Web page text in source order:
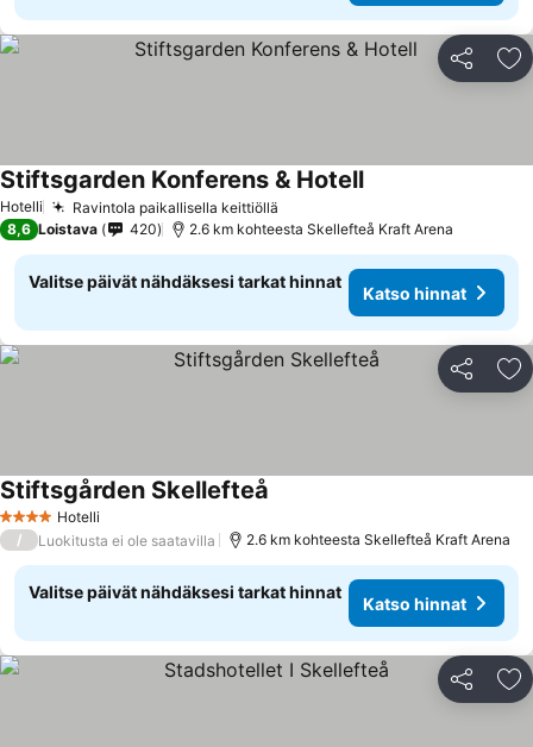
Jaa
Hotelli Ravintola paikallisella keittiöllä
Stiftsgarden Konferens & HotellKatso hinnat
8,6 Loistava 420 2.6 km kohteesta Skellefteå Kraft Arena
Valitse päivät nähdäksesi tarkat hinnat
Katso hinnat
Jaa
4 Tähtiluokitus
Hotelli
Stiftsgården Skellefteå
/ Luokitusta ei ole saatavilla 2.6 km kohteesta Skellefteå Kraft Arena
Valitse päivät nähdäksesi tarkat hinnat
Katso hinnat
Jaa